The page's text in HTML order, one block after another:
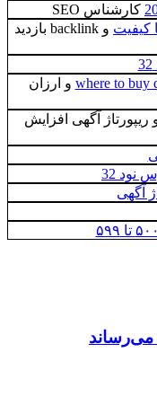
کارشناس SEO
کیفیت
و backlink بازدید
where to buy و ارزان
ریپورتاژ آگهی افزایش
32
آگهی
می‌رساند